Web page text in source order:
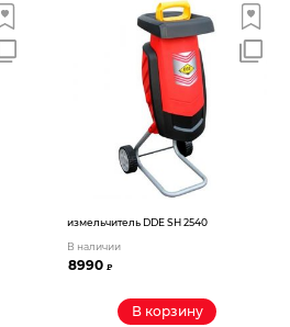
измельчитель DDE SH 2540
В наличии
8990₽
В корзину